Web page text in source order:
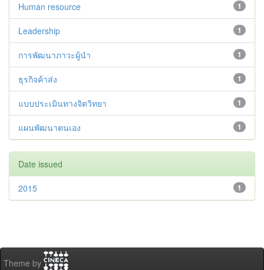
1
Human resource
1
Leadership
1
การพัฒนาภาวะผู้นำ
1
ธุรกิจค้าส่ง
1
แบบประเมินทางจิตวิทยา
1
แผนพัฒนาตนเอง
Date issued
1
2015
Theme by